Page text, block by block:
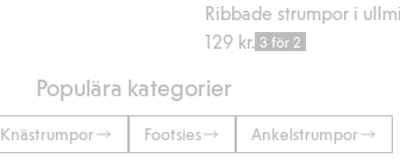
Ribbade strumpor i
129 kr. 3 för 2
Populära kategorier
Knästrumpor Footsies Ankelstrumpor